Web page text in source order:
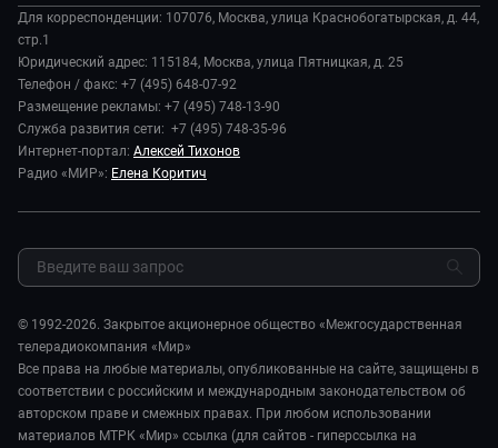
Происшествия
В содружестве
В мире
Наука и технологии
Здоровье и медицина
Спорт
Шоу-бизнес
Стиль жизни
Сад и огород
Дела судебные
Диктор делает
Игра в кино
Игра в кино. Мультфильмы
Исторический детектив
Миллион за 5 минут
Мировое соглашение
Предварительный диагноз
Пять причин поехать в...
История
Руководство
Новости компании
Пресса о нас
Карьера
Реклама
Закупки и тендеры
Обратная связь
Для корреспонденции: 107076, Москва, улица Краснобогатырская, д. 44,
стр.1
Юридический адрес: 115184, Москва, улица Пятницкая, д. 25
Телефон / факс: +7 (495) 648-07-92
Размещение рекламы: +7 (495) 748-13-90
Служба развития сети: +7 (495) 748-35-96
Интернет-портал: Алексей Тихонов
Радио «МИР»: Елена Коритич
© 1992-2026. Закрытое акционерное общество «Межгосударственная
телерадиокомпания «Мир»
Все права на любые материалы, опубликованные на сайте, защищены в
соответствии с российским и международным законодательством об
авторском праве и смежных правах. При любом использовании
материалов МТРК «Мир» ссылка (для сайтов - гиперссылка на